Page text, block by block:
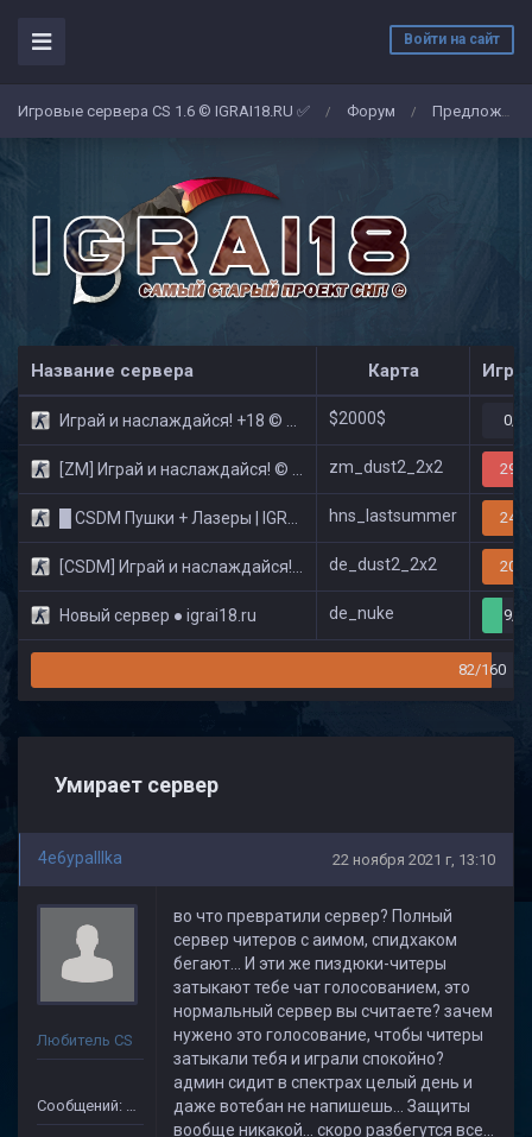
Войти на сайт
Игровые сервера CS 1.6 © IGRAI18.RU ✅ / Форум / Предложение
Название сервера Карта
Играй и наслаждайся! +18 © Public $2000$ 0/
[ZM] Играй и наслаждайся! © Zombie Show zm_dust2_2x2 29/
█ CSDM Пушки + Лазеры | IGRAI18.RU ツ █ hns_lastsummer 24/
[CSDM] Играй и наслаждайся! © Classic de_dust2_2x2 20/
Новый сервер ● igrai18.ru de_nuke 9/
82/160
Умирает сервер
4e6ypaIIIka 22 ноября 2021 г, 13:10
Любитель CS
Сообщений: 35
во что превратили сервер? Полный
сервер читеров с аимом, спидхаком
бегают... И эти же пиздюки-читеры
затыкают тебе чат голосованием, это
нормальный сервер вы считаете? зачем
нужено это голосование, чтобы читеры
затыкали тебя и играли спокойно?
админ сидит в спектрах целый день и
даже вотебан не напишешь... Защиты
вообще никакой... скоро разбегутся все...